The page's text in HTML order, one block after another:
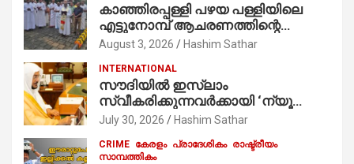
കാഞ്ഞിരപ്പള്ളി പഴയ പള്ളിയിലെ
എട്ടുനോമ്പ് ആചരണത്തിന്റെ
ഭാഗമായുള്ള പന്തലിന്റെ കാൽനാട്ട്
കുര്യൻ താമരശ്ശേരി
നിർവഹിക്കുന്നു.
August 3, 2026 Hashim Sathar
INTERNATIONAL
സൗദിയില്‍ ഇസ്‌ലാം
സ്വീകരിക്കുന്നവര്‍ക്കായി ‘ന്യൂ
മുസ്ലിം’ ഡിജിറ്റല്‍ കാര്‍ഡ് സേവനം
July 30, 2026 Hashim Sathar
CRIME കേരളം പ്രാദേശികം രാഷ്ട്രീയം
സാമ്പത്തികം